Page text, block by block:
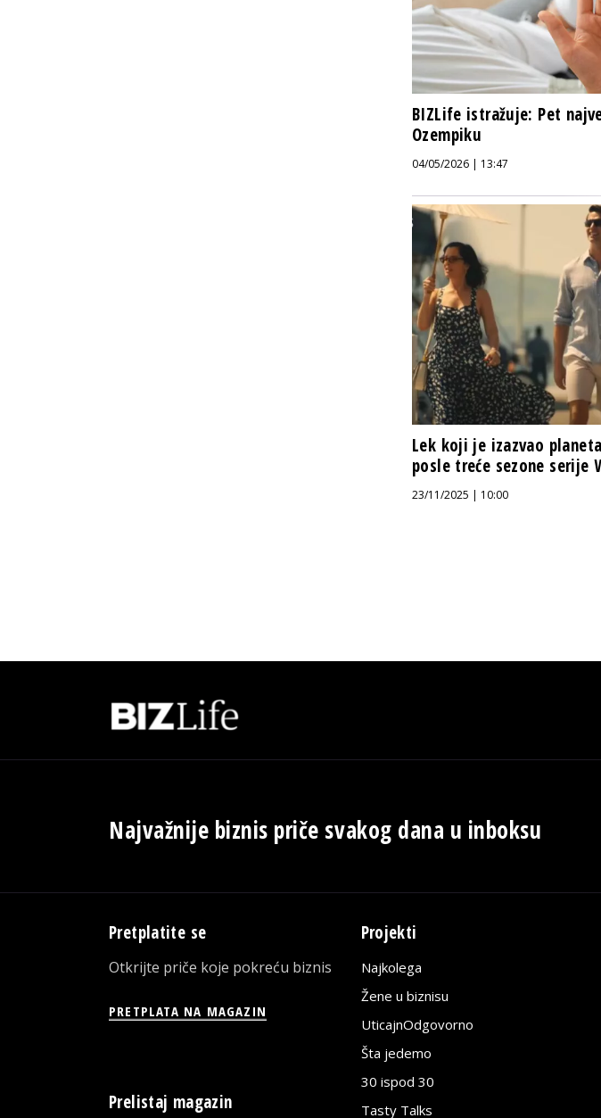
BIZLife istražuje: Pet
Ozempiku
04/05/2026 | 13:47
Lek koji je izazvao
posle treće sezone serije
23/11/2025 | 10:00
Najvažnije biznis priče svakog dana u inboksu
Pretplatite se
Otkrijte priče koje pokreću biznis
PRETPLATA NA MAGAZIN
Prelistaj magazin
Projekti
Najkolega
Žene u biznisu
UticajnOdgovorno
Šta jedemo
30 ispod 30
Tasty Talks